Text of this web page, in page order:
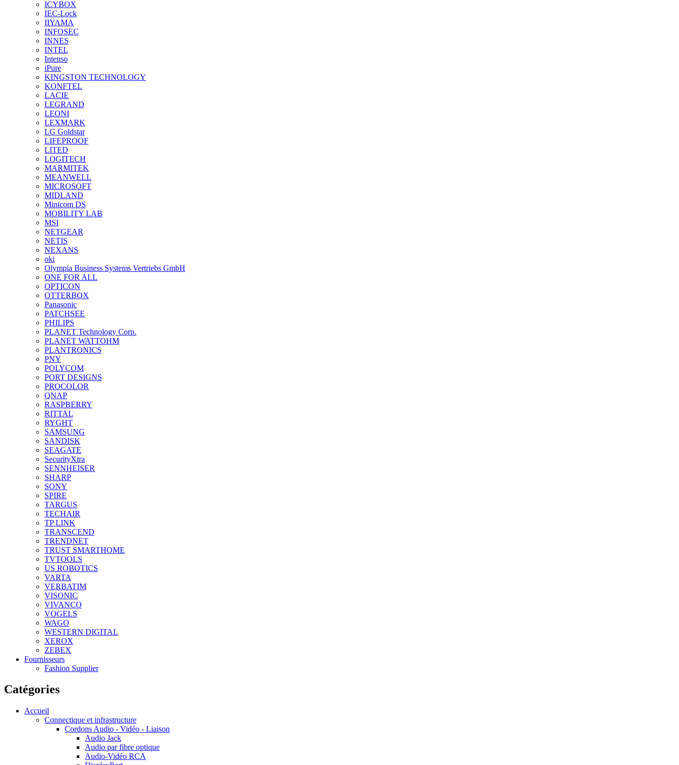
ICYBOX
IEC-Lock
IIYAMA
INFOSEC
INNES
INTEL
Intenso
iPure
KINGSTON TECHNOLOGY
KONFTEL
LACIE
LEGRAND
LEONI
LEXMARK
LG Goldstar
LIFEPROOF
LITED
LOGITECH
MARMITEK
MEANWELL
MICROSOFT
MIDLAND
Minicom DS
MOBILITY LAB
MSI
NETGEAR
NETIS
NEXANS
oki
Olympia Business Systems Vertriebs GmbH
ONE FOR ALL
OPTICON
OTTERBOX
Panasonic
PATCHSEE
PHILIPS
PLANET Technology Corp.
PLANET WATTOHM
PLANTRONICS
PNY
POLYCOM
PORT DESIGNS
PROCOLOR
QNAP
RASPBERRY
RITTAL
RYGHT
SAMSUNG
SANDISK
SEAGATE
SecurityXtra
SENNHEISER
SHARP
SONY
SPIRE
TARGUS
TECHAIR
TP LINK
TRANSCEND
TRENDNET
TRUST SMARTHOME
TVTOOLS
US ROBOTICS
VARTA
VERBATIM
VISONIC
VIVANCO
VOGELS
WAGO
WESTERN DIGITAL
XEROX
ZEBEX
Fournisseurs
Fashion Supplier
Catégories
Accueil
Connectique et infrastructure
Cordons Audio - Vidéo - Liaison
Audio Jack
Audio par fibre optique
Audio-Vidéo RCA